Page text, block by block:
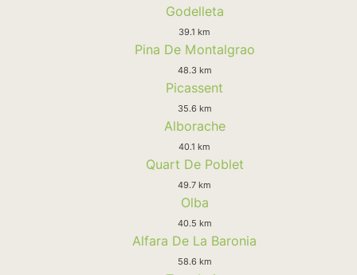
Godelleta
39.1 km
Pina De Montalgrao
48.3 km
Picassent
35.6 km
Alborache
40.1 km
Quart De Poblet
49.7 km
Olba
40.5 km
Alfara De La Baronia
58.6 km